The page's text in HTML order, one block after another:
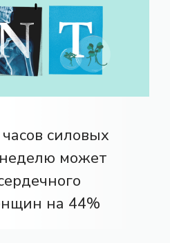
силовых
может
на 44%